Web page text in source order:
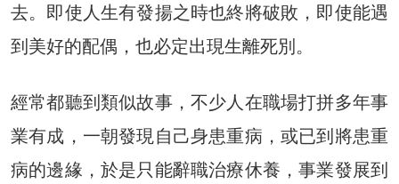
去。即使人生有發揚之時也終將破敗，即使能遇
到美好的配偶，也必定出現生離死別。
經常都聽到類似故事，不少人在職場打拼多年事
業有成，一朝發現自己身患重病，或已到將患重
病的邊緣，於是只能辭職治療休養，事業發展到